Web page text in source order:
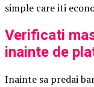
simple care iti
Verificati
inainte de
Inainte sa predai